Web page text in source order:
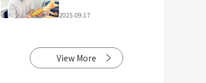
2025.09.17
View More